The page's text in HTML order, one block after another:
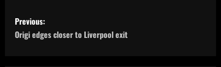
P
o
Previous:
Origi edges closer to Liverpool exit